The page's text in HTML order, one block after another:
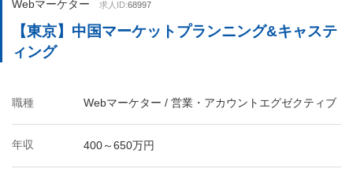
Webマーケター 求人ID:68997
【東京】中国マーケットプランニング&キャステ
ィング
職種 Webマーケター / 営業・アカウントエグゼクティブ
年収 400～650万円